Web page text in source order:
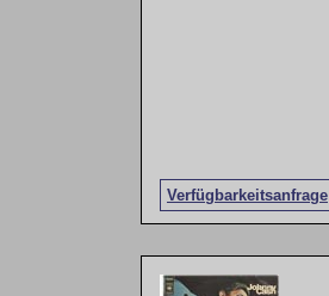
Verfügbarkeitsanfrage